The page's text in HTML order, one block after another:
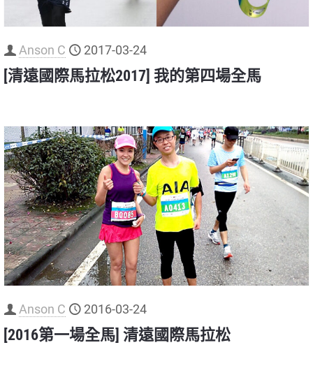
Anson C 2017-03-24
[清遠國際馬拉松2017] 我的第四場全馬
Anson C 2016-03-24
[2016第一場全馬] 清遠國際馬拉松